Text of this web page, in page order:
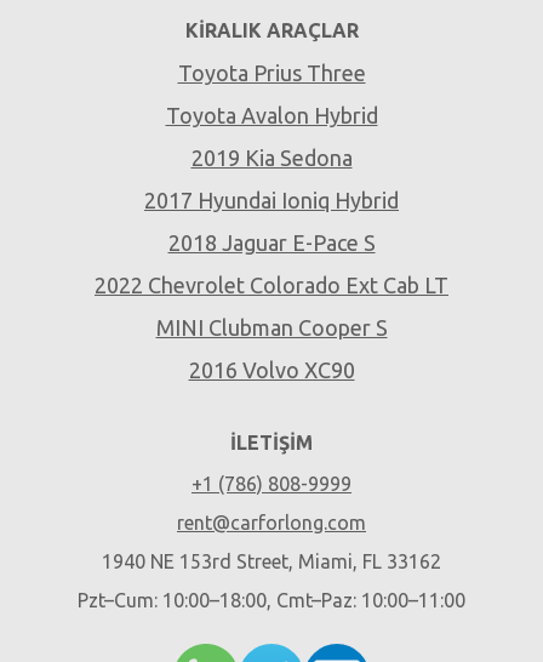
KIRALIK ARAÇLAR
Toyota Prius Three
Toyota Avalon Hybrid
2019 Kia Sedona
2017 Hyundai Ioniq Hybrid
2018 Jaguar E-Pace S
2022 Chevrolet Colorado Ext Cab LT
MINI Clubman Cooper S
2016 Volvo XC90
İLETIŞIM
+1 (786) 808-9999
rent@carforlong.com
1940 NE 153rd Street, Miami, FL 33162
Pzt–Cum: 10:00–18:00, Cmt–Paz: 10:00–11:00